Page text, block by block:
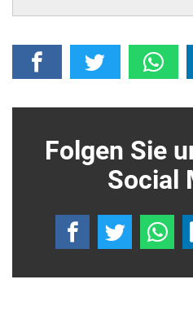
Folgen Sie
Social